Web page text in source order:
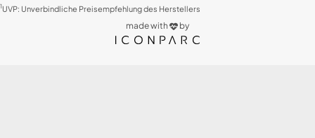
1UVP: Unverbindliche Preisempfehlung des Herstellers
made with by